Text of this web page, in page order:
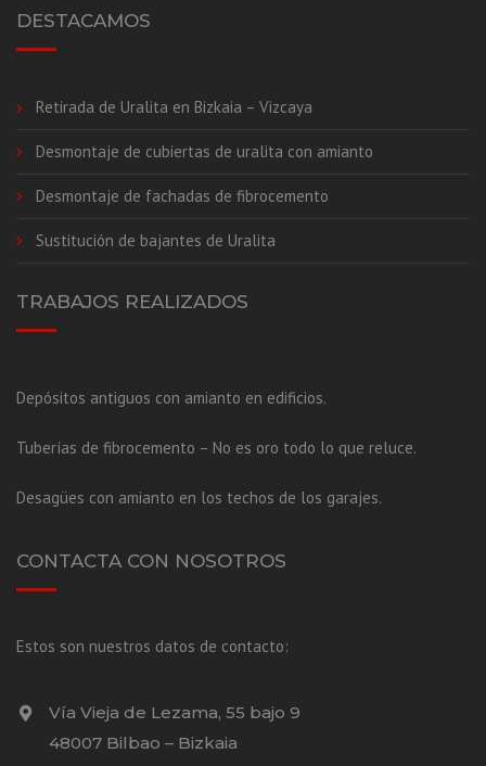
DESTACAMOS
Retirada de Uralita en Bizkaia – Vizcaya
Desmontaje de cubiertas de uralita con amianto
Desmontaje de fachadas de fibrocemento
Sustitución de bajantes de Uralita
TRABAJOS REALIZADOS
Depósitos antiguos con amianto en edificios.
Tuberías de fibrocemento – No es oro todo lo que reluce.
Desagües con amianto en los techos de los garajes.
CONTACTA CON NOSOTROS
Estos son nuestros datos de contacto:
Vía Vieja de Lezama, 55 bajo 9
48007 Bilbao – Bizkaia